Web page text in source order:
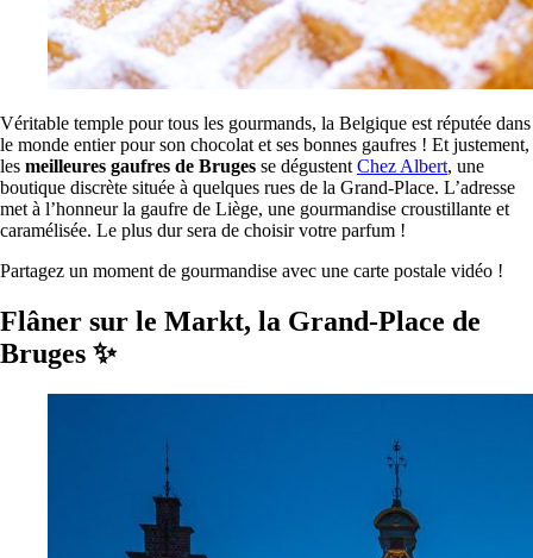
Véritable temple pour tous les gourmands, la Belgique est réputée dans
le monde entier pour son chocolat et ses bonnes gaufres ! Et justement,
les meilleures gaufres de Bruges se dégustent Chez Albert, une
boutique discrète située à quelques rues de la Grand-Place. L’adresse
met à l’honneur la gaufre de Liège, une gourmandise croustillante et
caramélisée. Le plus dur sera de choisir votre parfum !
Partagez un moment de gourmandise avec une carte postale vidéo !
Flâner sur le Markt, la Grand-Place de
Bruges ✨